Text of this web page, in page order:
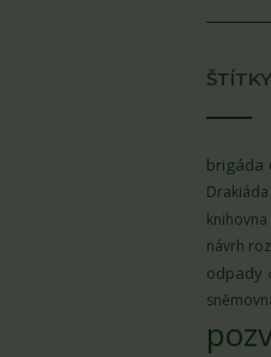
ŠTÍTKY
brigáda
Drakiáda
knihovna
návrh
odpady